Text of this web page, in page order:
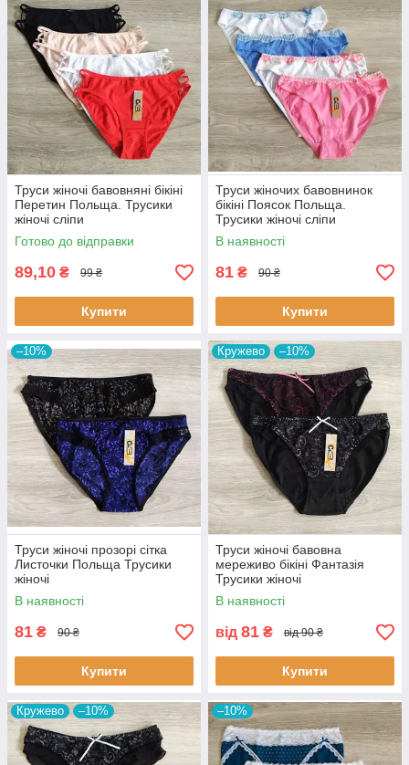
Труси жіночі бавовняні бікіні
Перетин Польща. Трусики
жіночі сліпи
Готово до відправки
89,10 ₴ 99 ₴
Купити
Труси жіночих бавовнинок
бікіні Поясок Польща.
Трусики жіночі сліпи
В наявності
81 ₴ 90 ₴
Купити
–10%
Труси жіночі прозорі сітка
Листочки Польща Трусики
жіночі
В наявності
81 ₴ 90 ₴
Купити
Кружево –10%
Труси жіночі бавовна
мереживо бікіні Фантазія
Трусики жіночі
В наявності
від 81 ₴ від 90 ₴
Купити
Кружево –10% –10%